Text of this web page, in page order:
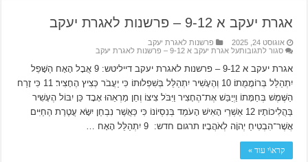
אגרת יעקב א 9-12 – פרשנות לאגרת יעקב
אוגוסט 24, 2025
פרשנות לאגרת יעקב
סגור לתגובותעל אגרת יעקב א 9-12 – פרשנות לאגרת יעקב
אגרת יעקב א 9-12 – פרשנות לאגרת יעקב דייליטש: 9 אֲבָל הָאָח הַשָּׁפֵל
יִתְהַלֵּל בְּרוֹמֲמֻתוֹ׃ 10 וְהֶעָשִׁיר יִתְהַלֵּל בְּשִׁפְלוּתוֹ כִּי יַעֲבֹר כְּצִיץ הֶחָצִיר׃ 11 כִּי זָרַח
הַשֶּׁמֶשׁ בְּחַמָּתוֹ וַיְיַבֵּשׁ אֶת־הֶחָצִיר וַיִּבֹּל צִיצוֹ וְחֵן מַרְאֵהוּ אָבָד כֵּן יִבּוֹל הֶעָשִׁיר
בַּהֲלִיכוֹתָיו׃ 12 אַשְׁרֵי הָאִישׁ הָעֹמֵד בְּנִסְיוֹנוֹ כִּי כַּאֲשֶׁר נִבְחַן יִשָּׂא עֲטֶרֶת הַחַיִּים
אֲשֶׁר־הִבְטִיחַ יְהוָֹה לְאֹהֲבָיו׃ תרגום חדש: 9 יִתְהַלֵּל הָאָח …
קרא\י עוד »